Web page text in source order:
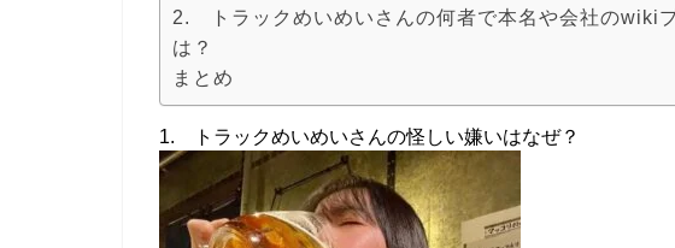
2. トラックめいめいさんの何者で本名や会社のwiki
は？
まとめ
1. トラックめいめいさんの怪しい嫌いはなぜ？